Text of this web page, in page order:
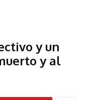
y un
y al